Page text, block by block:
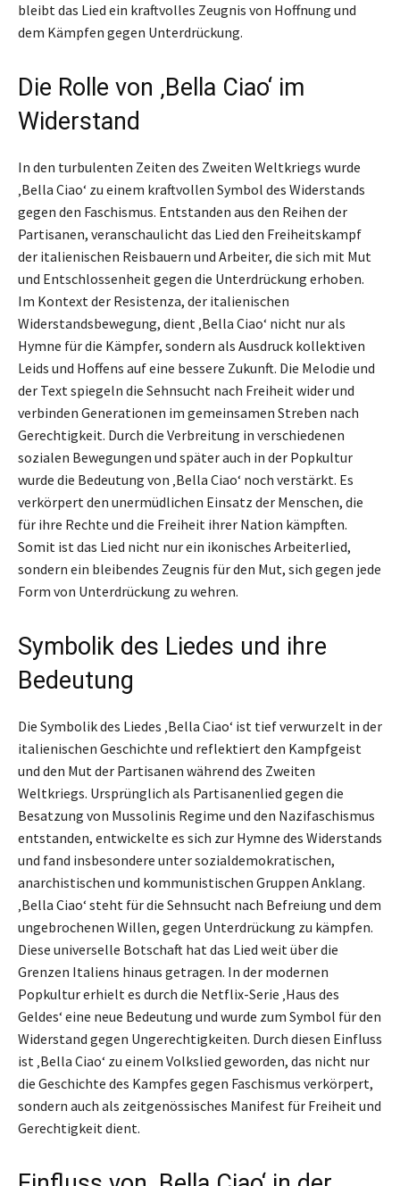
bleibt das Lied ein kraftvolles Zeugnis von Hoffnung und
dem Kämpfen gegen Unterdrückung.
Die Rolle von ‚Bella Ciao‘ im
Widerstand
In den turbulenten Zeiten des Zweiten Weltkriegs wurde
‚Bella Ciao‘ zu einem kraftvollen Symbol des Widerstands
gegen den Faschismus. Entstanden aus den Reihen der
Partisanen, veranschaulicht das Lied den Freiheitskampf
der italienischen Reisbauern und Arbeiter, die sich mit Mut
und Entschlossenheit gegen die Unterdrückung erhoben.
Im Kontext der Resistenza, der italienischen
Widerstandsbewegung, dient ‚Bella Ciao‘ nicht nur als
Hymne für die Kämpfer, sondern als Ausdruck kollektiven
Leids und Hoffens auf eine bessere Zukunft. Die Melodie und
der Text spiegeln die Sehnsucht nach Freiheit wider und
verbinden Generationen im gemeinsamen Streben nach
Gerechtigkeit. Durch die Verbreitung in verschiedenen
sozialen Bewegungen und später auch in der Popkultur
wurde die Bedeutung von ‚Bella Ciao‘ noch verstärkt. Es
verkörpert den unermüdlichen Einsatz der Menschen, die
für ihre Rechte und die Freiheit ihrer Nation kämpften.
Somit ist das Lied nicht nur ein ikonisches Arbeiterlied,
sondern ein bleibendes Zeugnis für den Mut, sich gegen jede
Form von Unterdrückung zu wehren.
Symbolik des Liedes und ihre
Bedeutung
Die Symbolik des Liedes ‚Bella Ciao‘ ist tief verwurzelt in der
italienischen Geschichte und reflektiert den Kampfgeist
und den Mut der Partisanen während des Zweiten
Weltkriegs. Ursprünglich als Partisanenlied gegen die
Besatzung von Mussolinis Regime und den Nazifaschismus
entstanden, entwickelte es sich zur Hymne des Widerstands
und fand insbesondere unter sozialdemokratischen,
anarchistischen und kommunistischen Gruppen Anklang.
‚Bella Ciao‘ steht für die Sehnsucht nach Befreiung und dem
ungebrochenen Willen, gegen Unterdrückung zu kämpfen.
Diese universelle Botschaft hat das Lied weit über die
Grenzen Italiens hinaus getragen. In der modernen
Popkultur erhielt es durch die Netflix-Serie ‚Haus des
Geldes‘ eine neue Bedeutung und wurde zum Symbol für den
Widerstand gegen Ungerechtigkeiten. Durch diesen Einfluss
ist ‚Bella Ciao‘ zu einem Volkslied geworden, das nicht nur
die Geschichte des Kampfes gegen Faschismus verkörpert,
sondern auch als zeitgenössisches Manifest für Freiheit und
Gerechtigkeit dient.